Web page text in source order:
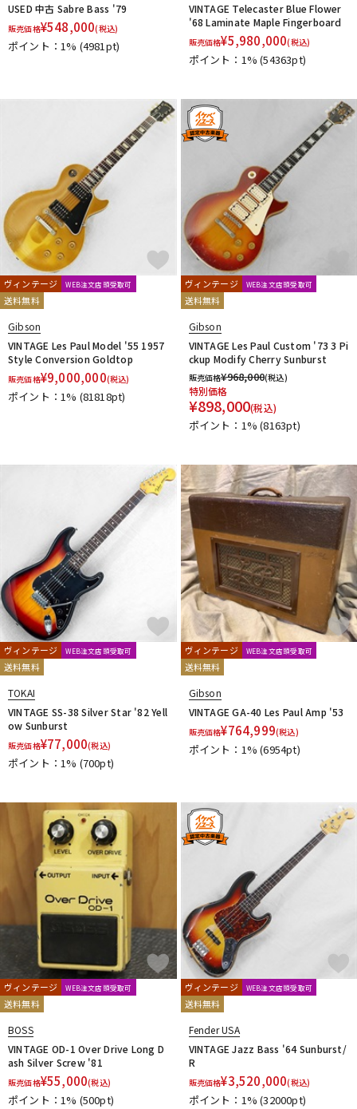
USED 中古 Sabre Bass '79
販売価格¥548,000(税込)
ポイント：1% (4981pt)
VINTAGE Telecaster Blue Flower
'68 Laminate Maple Fingerboard
販売価格¥5,980,000(税込)
ポイント：1%(54363pt)
ヴィンテージ WEB注文店頭受取可
送料無料
Gibson
VINTAGE Les Paul Model '55 1957
Style Conversion Goldtop
販売価格¥9,000,000(税込)
ポイント：1% (81818pt)
ヴィンテージ WEB注文店頭受取可
送料無料
Gibson
VINTAGE Les Paul Custom '73 3 Pi
ckup Modify Cherry Sunburst
販売価格¥968,000(税込)
特別価格
¥898,000(税込)
ポイント：1%(8163pt)
ヴィンテージ WEB注文店頭受取可
送料無料
TOKAI
VINTAGE SS-38 Silver Star '82 Yell
ow Sunburst
販売価格¥77,000(税込)
ポイント：1% (700pt)
ヴィンテージ WEB注文店頭受取可
送料無料
Gibson
VINTAGE GA-40 Les Paul Amp '53
販売価格¥764,999(税込)
ポイント：1%(6954pt)
ヴィンテージ WEB注文店頭受取可
送料無料
BOSS
VINTAGE OD-1 Over Drive Long D
ash Silver Screw '81
販売価格¥55,000(税込)
ポイント：1% (500pt)
ヴィンテージ WEB注文店頭受取可
送料無料
Fender USA
VINTAGE Jazz Bass '64 Sunburst/
R
販売価格¥3,520,000(税込)
ポイント：1%(32000pt)